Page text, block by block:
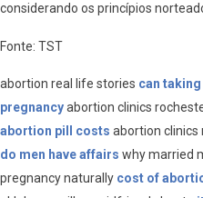
considerando os princípios
Fonte: TST
abortion real life stories can
pregnancyabortion clinics
abortion pill costs abortion
do men have affairs why married
pregnancy naturally cost of